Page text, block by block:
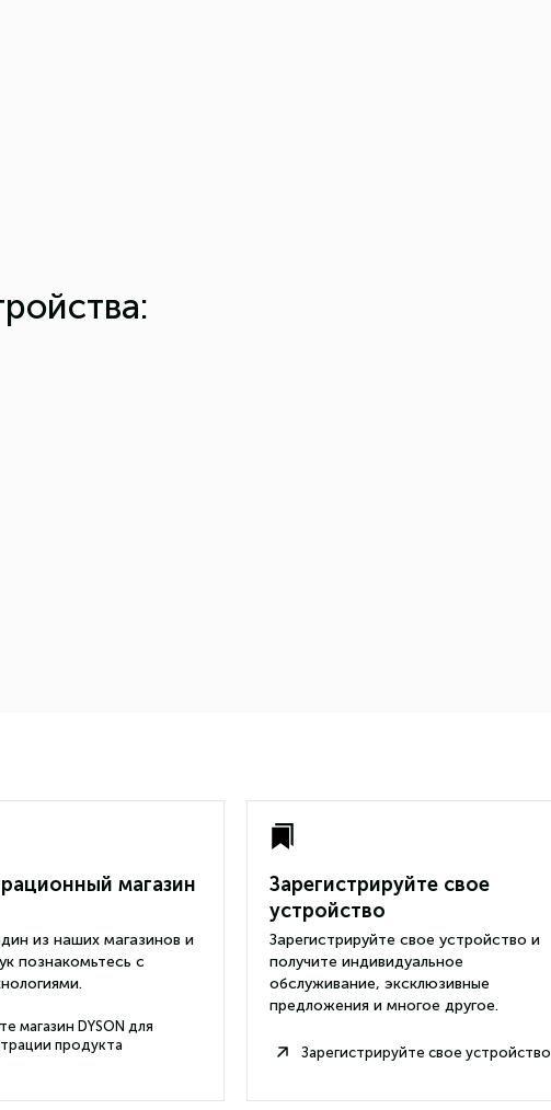
магазин
из наших магазинов и
познакомьтесь с
магазин DYSON для
продукта
Зарегистрируйте свое
устройство
Зарегистрируйте свое устройство и
получите индивидуальное
обслуживание, эксклюзивные
предложения и многое другое.
Зарегистрируйте свое устройство